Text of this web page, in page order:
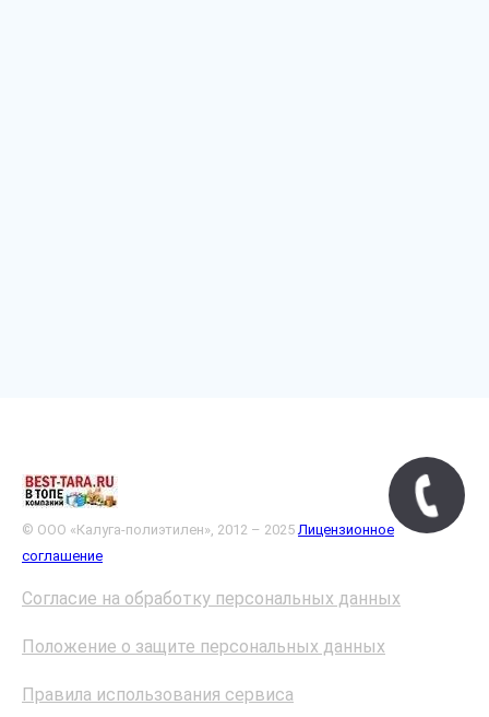
© ООО «Калуга-полиэтилен», 2012 – 2025 Лицензионное
соглашение
Согласие на обработку персональных данных
Положение о защите персональных данных
Правила использования сервиса